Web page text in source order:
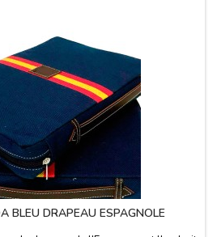
BLEU DRAPEAU ESPAGNOLE